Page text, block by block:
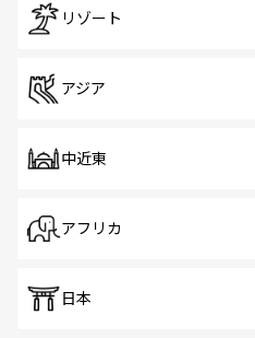
リゾート
アジア
中近東
アフリカ
日本